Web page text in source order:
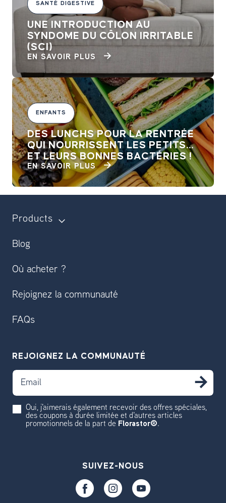
SANTÉ DIGESTIVE
UNE INTRODUCTION AU
SYNDOME DU CÔLON IRRITABLE
(SCI)
EN SAVOIR PLUS
ENFANTS
DES LUNCHS POUR LA RENTRÉE
QUI NOURRISSENT LES PETITS...
ET LEURS BONNES BACTÉRIES !
EN SAVOIR PLUS
Products
Blog
Où acheter ?
Rejoignez la communauté
FAQs
REJOIGNEZ LA COMMUNAUTÉ
Email
Oui, j'aimerais également recevoir des offres spéciales,
des coupons à durée limitée et d'autres articles
promotionnels de la part de Florastor®.
SUIVEZ-NOUS